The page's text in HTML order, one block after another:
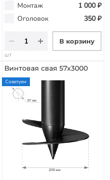
Монтаж
1 000 ₽
Оголовок
350 ₽
В корзину
шт
Винтовая свая 57х3000
Советуем